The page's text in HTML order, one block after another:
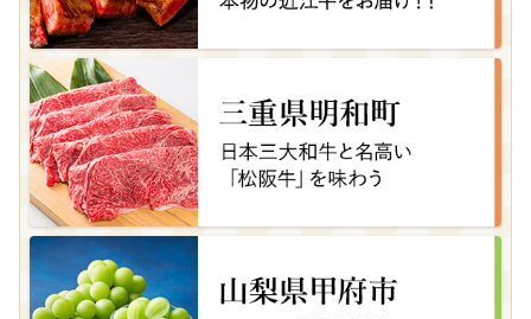
広島県北広島町
🍨🎉生乳アイスで夏を涼しく！❄️